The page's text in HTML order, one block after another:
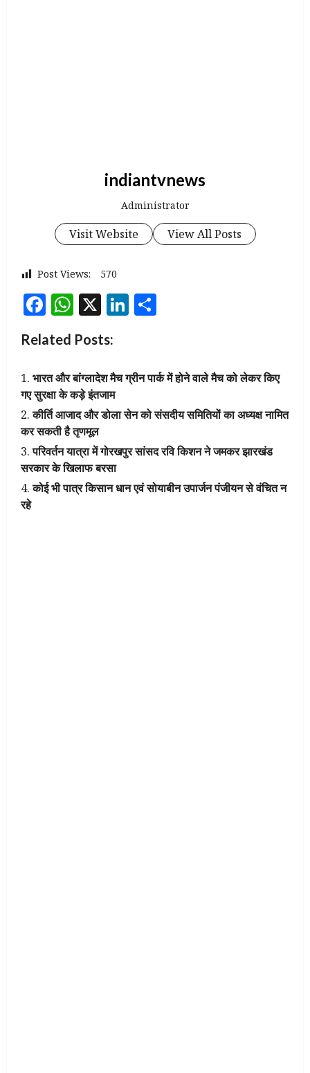
indiantvnews
Administrator
Visit Website View All Posts
Post Views: 570
Facebook
WhatsApp
X LinkedIn
Related Posts:
भारत और बांग्लादेश मैच ग्रीन पार्क में होने वाले मैच को लेकर किए
गए सुरक्षा के कड़े इंतजाम
कीर्ति आजाद और डोला सेन को संसदीय समितियों का अध्यक्ष नामित
कर सकती है तृणमूल
परिवर्तन यात्रा में गोरखपुर सांसद रवि किशन ने जमकर झारखंड
सरकार के खिलाफ बरसा
कोई भी पात्र किसान धान एवं सोयाबीन उपार्जन पंजीयन से वंचित न
रहे